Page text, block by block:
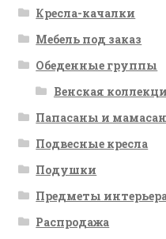
Кресла-качалки
Мебель под заказ
Обеденные группы
Венская
Папасаны и
Подвесные кресла
Подушки
Предметы
Распродажа